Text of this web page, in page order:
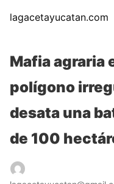
lagacetayucatan.com
Mafia agraria
polígono
desata una
de 100